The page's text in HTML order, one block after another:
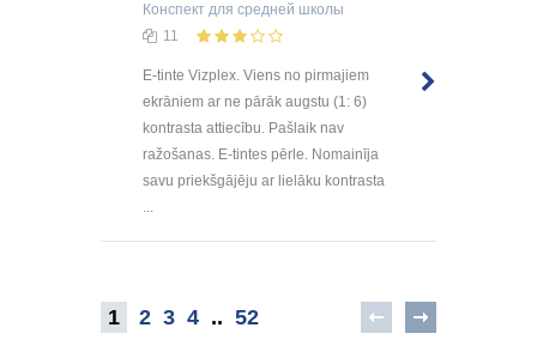
Конспект для средней школы
11
E-tinte Vizplex. Viens no pirmajiem
ekrāniem ar ne pārāk augstu (1: 6)
kontrasta attiecību. Pašlaik nav
ražošanas. E-tintes pērle. Nomainīja
savu priekšgājēju ar lielāku kontrasta
...
1 2 3 4 .. 52